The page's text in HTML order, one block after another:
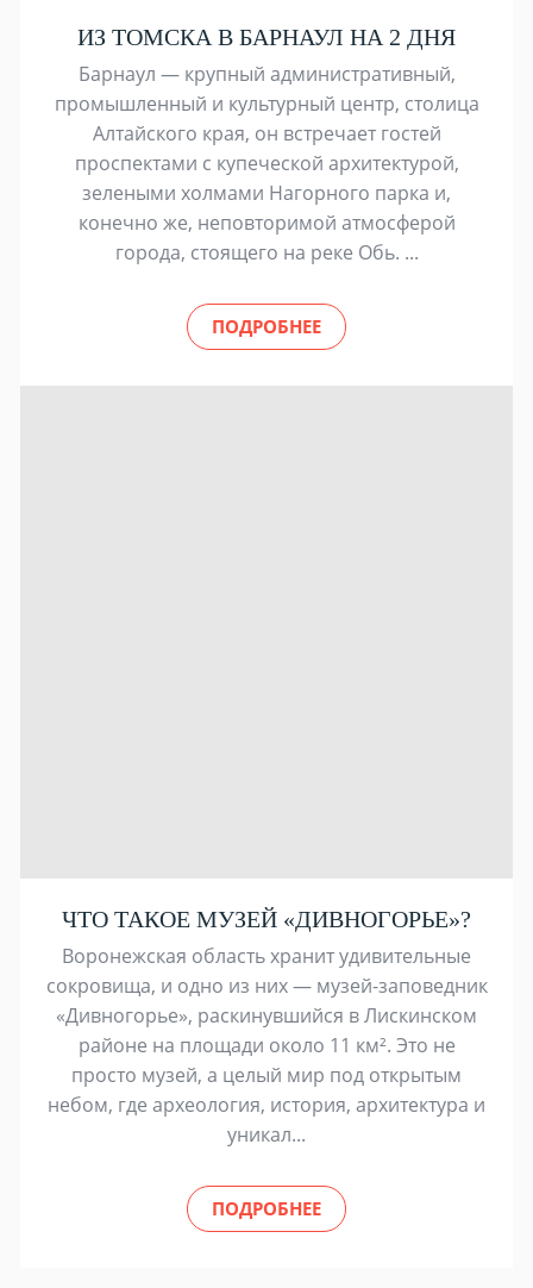
ИЗ ТОМСКА В БАРНАУЛ НА 2 ДНЯ
Барнаул — крупный административный,
промышленный и культурный центр, столица
Алтайского края, он встречает гостей
проспектами с купеческой архитектурой,
зелеными холмами Нагорного парка и,
конечно же, неповторимой атмосферой
города, стоящего на реке Обь. ...
ПОДРОБНЕЕ
ЧТО ТАКОЕ МУЗЕЙ «ДИВНОГОРЬЕ»?
Воронежская область хранит удивительные
сокровища, и одно из них — музей-заповедник
«Дивногорье», раскинувшийся в Лискинском
районе на площади около 11 км². Это не
просто музей, а целый мир под открытым
небом, где археология, история, архитектура и
уникал...
ПОДРОБНЕЕ